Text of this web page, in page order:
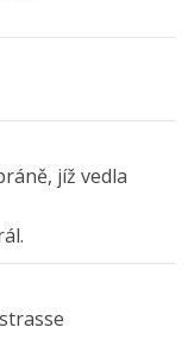
jíž vedla